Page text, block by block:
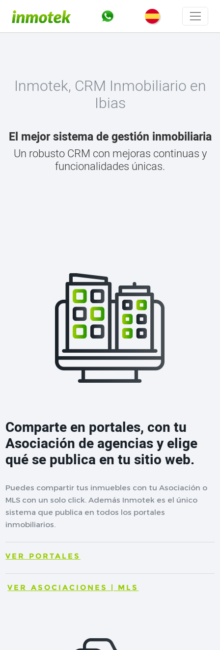
Inmotek, CRM Inmobiliario en
Ibias
El mejor sistema de gestión inmobiliaria
Un robusto CRM con mejoras continuas y
funcionalidades únicas.
Comparte en portales, con tu
Asociación de agencias y elige
qué se publica en tu sitio web.
Puedes compartir tus inmuebles con tu Asociación o
MLS con un solo click. Además Inmotek es el único
sistema que publica en todos los portales
inmobiliarios.
VER PORTALES
VER ASOCIACIONES | MLS